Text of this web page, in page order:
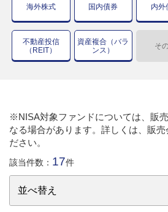
海外株式 国内債券 内外
不動産投信
（REIT）
資産複合（バラ
ンス）
そ
※NISA対象ファンドについては、販
なる場合があります。詳しくは、販売
ださい。
該当件数： 17件